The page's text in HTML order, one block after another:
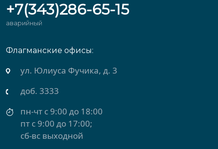
+7(343)286-65-15
аварийный
Флагманские офисы:
ул. Юлиуса Фучика, д. 3
доб. 3333
пн-чт с 9:00 до 18:00
пт с 9:00 до 17:00;
сб-вс выходной